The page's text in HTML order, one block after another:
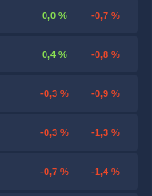
0,0 % -0,7 %
0,4 % -0,8 %
-0,3 % -0,9 %
-0,3 % -1,3 %
-0,7 % -1,4 %